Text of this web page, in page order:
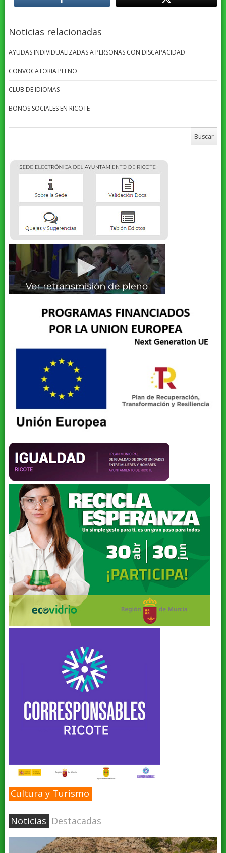
Noticias relacionadas
AYUDAS INDIVIDUALIZADAS A PERSONAS CON DISCAPACIDAD
CONVOCATORIA PLENO
CLUB DE IDIOMAS
BONOS SOCIALES EN RICOTE
Cultura y Turismo
Noticias Destacadas